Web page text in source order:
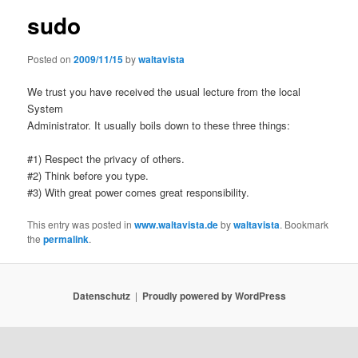
sudo
Posted on2009/11/15bywaltavista
We trust you have received the usual lecture from the local
System
Administrator. It usually boils down to these three things:
#1) Respect the privacy of others.
#2) Think before you type.
#3) With great power comes great responsibility.
This entry was posted inwww.waltavista.debywaltavista. Bookmark
thepermalink.
Datenschutz Proudly powered by WordPress